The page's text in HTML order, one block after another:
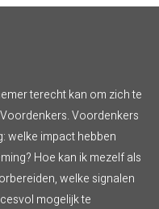
terecht kan om zich te
Voordenkers
welke impact hebben
Hoe kan ik mezelf als
welke signalen
mogelijk te